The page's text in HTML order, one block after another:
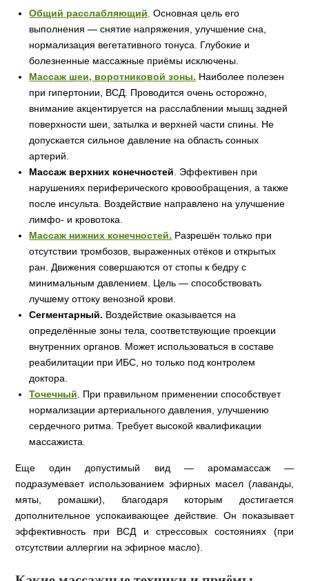
Общий расслабляющий. Основная цель его
выполнения — снятие напряжения, улучшение сна,
нормализация вегетативного тонуса. Глубокие и
болезненные массажные приёмы исключены.
Массаж шеи, воротниковой зоны. Наиболее полезен
при гипертонии, ВСД. Проводится очень осторожно,
внимание акцентируется на расслаблении мышц задней
поверхности шеи, затылка и верхней части спины. Не
допускается сильное давление на область сонных
артерий.
Массаж верхних конечностей. Эффективен при
нарушениях периферического кровообращения, а также
после инсульта. Воздействие направлено на улучшение
лимфо- и кровотока.
Массаж нижних конечностей. Разрешён только при
отсутствии тромбозов, выраженных отёков и открытых
ран. Движения совершаются от стопы к бедру с
минимальным давлением. Цель — способствовать
лучшему оттоку венозной крови.
Сегментарный. Воздействие оказывается на
определённые зоны тела, соответствующие проекции
внутренних органов. Может использоваться в составе
реабилитации при ИБС, но только под контролем
доктора.
Точечный. При правильном применении способствует
нормализации артериального давления, улучшению
сердечного ритма. Требует высокой квалификации
массажиста.
Еще один допустимый вид — аромамассаж —
подразумевает использованием эфирных масел (лаванды,
мяты, ромашки), благодаря которым достигается
дополнительное успокаивающее действие. Он показывает
эффективность при ВСД и стрессовых состояниях (при
отсутствии аллергии на эфирное масло).